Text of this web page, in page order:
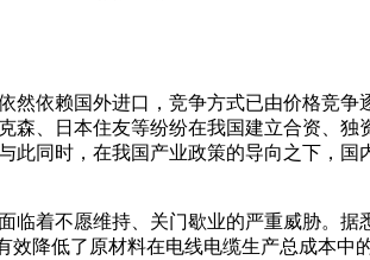
依赖国外进口，竞争方式已由价格竞
、日本住友等纷纷在我国建立合资、
此同时，在我国产业政策的导向之下，
着不愿维持、关门歇业的严重威胁。
降低了原材料在电线电缆生产总成本